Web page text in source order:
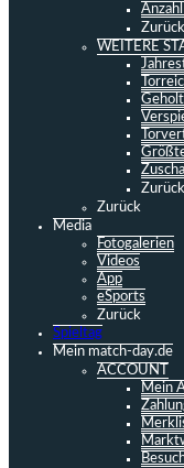
Zurück
WEITERE
Zurück
Zurück
Media
Fotogalerien
Videos
App
eSports
Zurück
Spieltag
Mein match-day.de
ACCOUNT
Mein